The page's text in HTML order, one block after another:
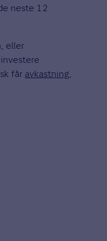
neste 12
eller
får avkastning